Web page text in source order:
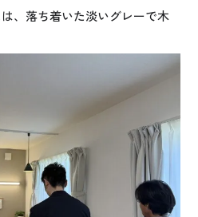
、落ち着いた淡いグレーで木